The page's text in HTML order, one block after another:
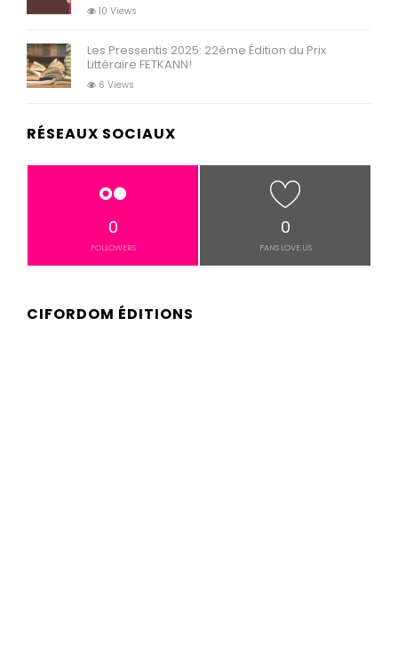
10 Views
Les Pressentis 2025: 22ème Édition du Prix
Littéraire FETKANN!
6 Views
RÉSEAUX SOCIAUX
0
FOLLOWERS
0
FANS LOVE US
CIFORDOM ÉDITIONS